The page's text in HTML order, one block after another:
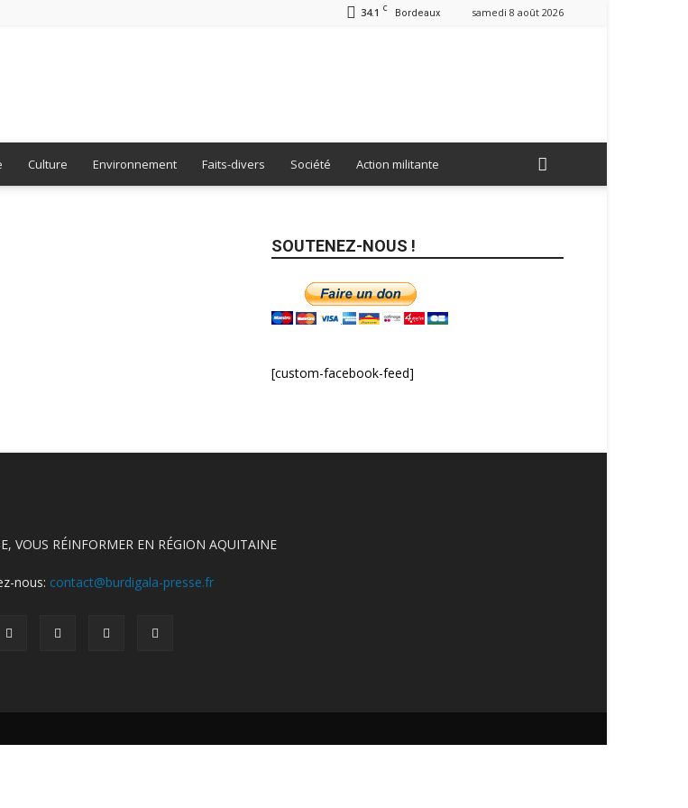
34.1 C Bordeaux samedi 8 août 2026
Burdigala
Culture Environnement Faits-divers Société Action militante
SOUTENEZ-NOUS !
[custom-facebook-feed]
VOUS RÉINFORMER EN RÉGION AQUITAINE
nous: contact@burdigala-presse.fr